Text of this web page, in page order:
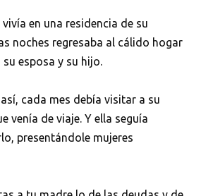
en una residencia de su
noches regresaba al cálido hogar
esposa y su hijo.
cada mes debía visitar a su
venía de viaje. Y ella seguía
presentándole mujeres